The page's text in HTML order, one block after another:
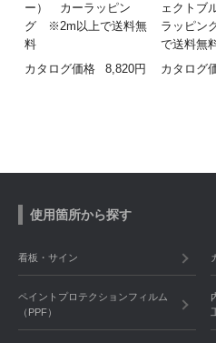
ー） カーラッピン
グ ※2m以上で送料無
料
カタログ価格
8,820円
ェクトブ
ラッピ
で送料無
カタログ
使用箇所から探す
看板・サイン
ペイントプロテクションフィルム
（PPF）